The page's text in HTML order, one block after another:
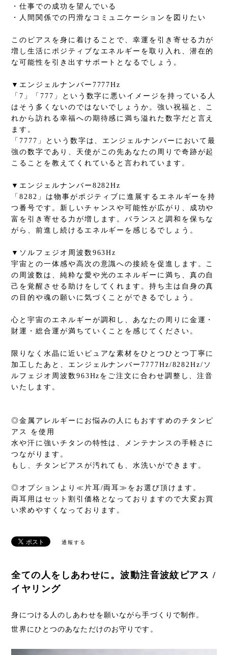
・仕事での成功を望んでいる
・人間関係での円滑なコミュニケーションを図りたい
このピアスを身に着けることで、幸運を引き寄せる力が
増し生活にポジティブなエネルギーを取り入れ、潜在的
な可能性を引き出すサポートとなるでしょう。
▼エンジェルナンバー7777Hz
「7」「777」という数字に悪いイメージを持っている人
はそう多くないのではないでしょうか。強い祝福と、こ
れから訪れる幸福への期待感に満ち溢れた数字だと言え
ます。
「7777」という数字は、エンジェルナンバーにおいて最
強の数字であり、天使がこの先あなたの周りで奇跡が起
こることを教えてくれていると言われています。
▼エンジェルナンバー8282Hz
「8282」は物事がポジティブに進展するエネルギーを持
つ番号です。新しいチャンスや可能性が広がり、成功や
富を引き寄せる力が増します。バランスと調和を保ちな
がら、前進し続けるエネルギーを感じるでしょう。
▼ソルフェジオ周波数963Hz
宇宙との一体感や高次の意識への接続を促進します。こ
の周波数は、純粋な愛や光のエネルギーに満ち、真の自
己を覚醒させる助けをしてくれます。持ち主は自身の真
の目的や魂の願いに気づくことができるでしょう。
心と宇宙のエネルギーが調和し、あなたの周りに金運・
財運・総合運が満ちていくことを感じてください。
限りなく水晶に近いピュアな素材をひとつひとつ丁寧に
加工したあと、エンジェルナンバー7777Hz/8282Hz/ソ
ルフェジオ周波数963Hzをご注文に合わせ調整し、注音
いたします。
◎金属アレルギーにお悩みの人にもおすすめのチタンピ
アス を使用
水や汗に強いチタンの特性は、メンテナンスの手軽さに
つながります。
もし、チタンピアスが汚れても、水洗いができます。
◎オプションより≪片耳/両耳≫をお選び頂けます。
両耳用はセット割引価格となっておりますので大変お買
い求めやすくなっております。
通報する
全ての人をしあわせに。波動注音波紋ピアス /
イヤリング
身につける人のしあわせを願いながら手づくりで制作。
世界にひとつのあなただけのお守りです。